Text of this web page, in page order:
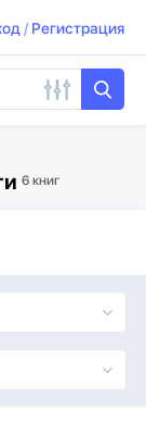
/ Регистрация
6 книг